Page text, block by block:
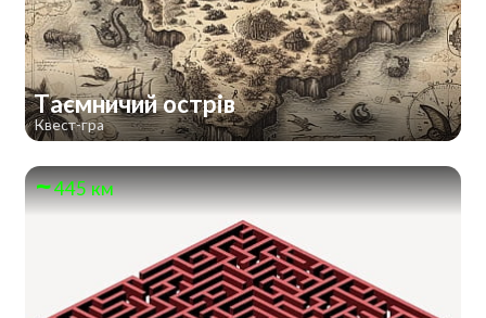
Таємничий острів
Квест-гра
445 км